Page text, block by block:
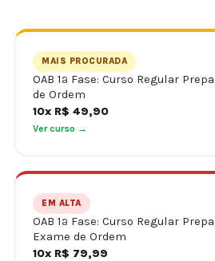
MAIS PROCURADA
OAB 1ª Fase: Curso Regular
de Ordem
10x R$ 49,90
Ver curso →
EM ALTA
OAB 1ª Fase: Curso Regular
Exame de Ordem
10x R$ 79,99